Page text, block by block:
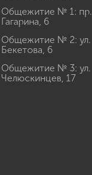
Общежитие № 1: пр.
Гагарина, 6
Общежитие № 2: ул.
Бекетова, 6
Общежитие № 3: ул.
Челюскинцев, 17